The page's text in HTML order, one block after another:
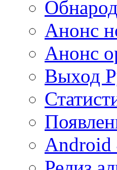
Анонс
Анонс
Выход
Android